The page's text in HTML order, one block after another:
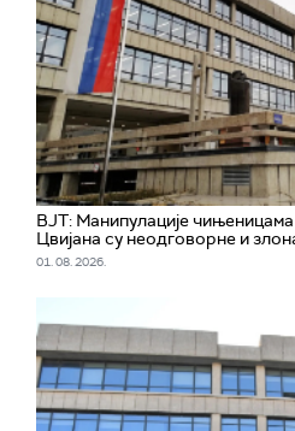
ВЈТ: Манипулације
Цвијана су неодговорне и
01. 08. 2026.